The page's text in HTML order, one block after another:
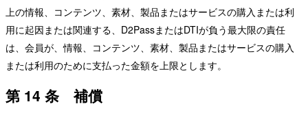
上の情報、コンテンツ、素材、製品またはサービスの購入または利
用に起因または関連する、D2PassまたはDTIが負う最大限の責任
は、会員が、情報、コンテンツ、素材、製品またはサービスの購入
または利用のために支払った金額を上限とします。
第 14 条 補償